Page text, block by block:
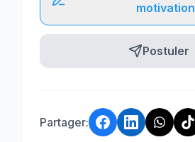
motivation
Postuler
Partager: